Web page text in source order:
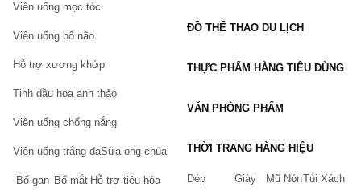
Nawapol
Tập đoàn H.A HERBAL LLC
Viên uống BBB Orihiro chính hãng Nhật Bản
Viên uống mọc tóc
Viên uống bổ não
Hỗ trợ xương khớp
Tinh dầu hoa anh thảo
Viên uống chống nắng
Viên uống trắng daSữa ong chúa
Bổ gan Bổ mắt Hỗ trợ tiêu hóa
ĐỒ THỂ THAO DU LỊCH
THỰC PHẨM HÀNG TIÊU DÙNG
VĂN PHÒNG PHẨM
THỜI TRANG HÀNG HIỆU
Dép Giày Mũ NónTúi Xách